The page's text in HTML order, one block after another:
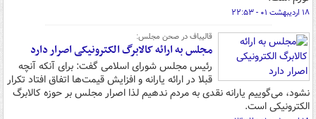
۱۸ اردیبهشت ۰۱ - ۲۲:۵۳
قالیباف در صحن مجلس:
مجلس به ارائه کالابرگ الکترونیکی اصرار دارد
رئیس مجلس شورای اسلامی گفت: برای آنکه آنچه
قبلا در ارائه یارانه و افزایش قیمت‌ها اتفاق افتاد تکرار
نشود، می‌گوییم یارانه نقدی به مردم ندهیم لذا اصرار مجلس بر حوزه کالابرگ
الکترونیکی است.